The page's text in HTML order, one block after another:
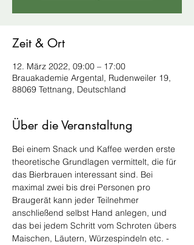
Zeit & Ort
12. März 2022, 09:00 – 17:00
Brauakademie Argental, Rudenweiler 19,
88069 Tettnang, Deutschland
Über die Veranstaltung
Bei einem Snack und Kaffee werden erste
theoretische Grundlagen vermittelt, die für
das Bierbrauen interessant sind. Bei
maximal zwei bis drei Personen pro
Braugerät kann jeder Teilnehmer
anschließend selbst Hand anlegen, und
das bei jedem Schritt vom Schroten übers
Maischen, Läutern, Würzespindeln etc. -